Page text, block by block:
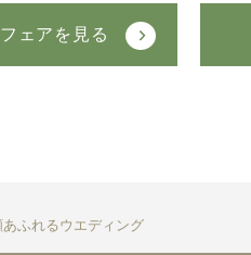
ェアを見る
ふれるウエディング